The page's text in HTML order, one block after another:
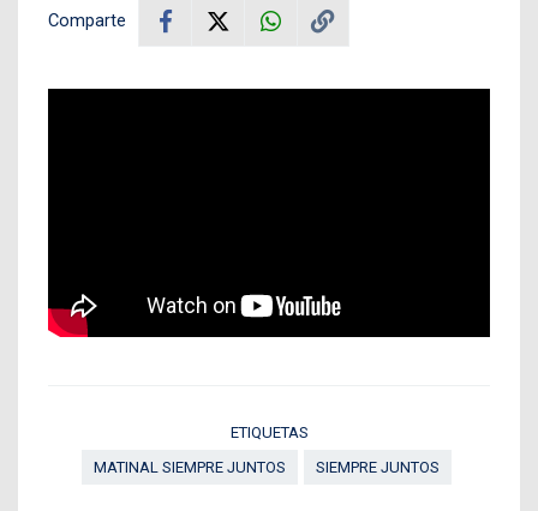
Comparte
ETIQUETAS
MATINAL SIEMPRE JUNTOS
SIEMPRE JUNTOS